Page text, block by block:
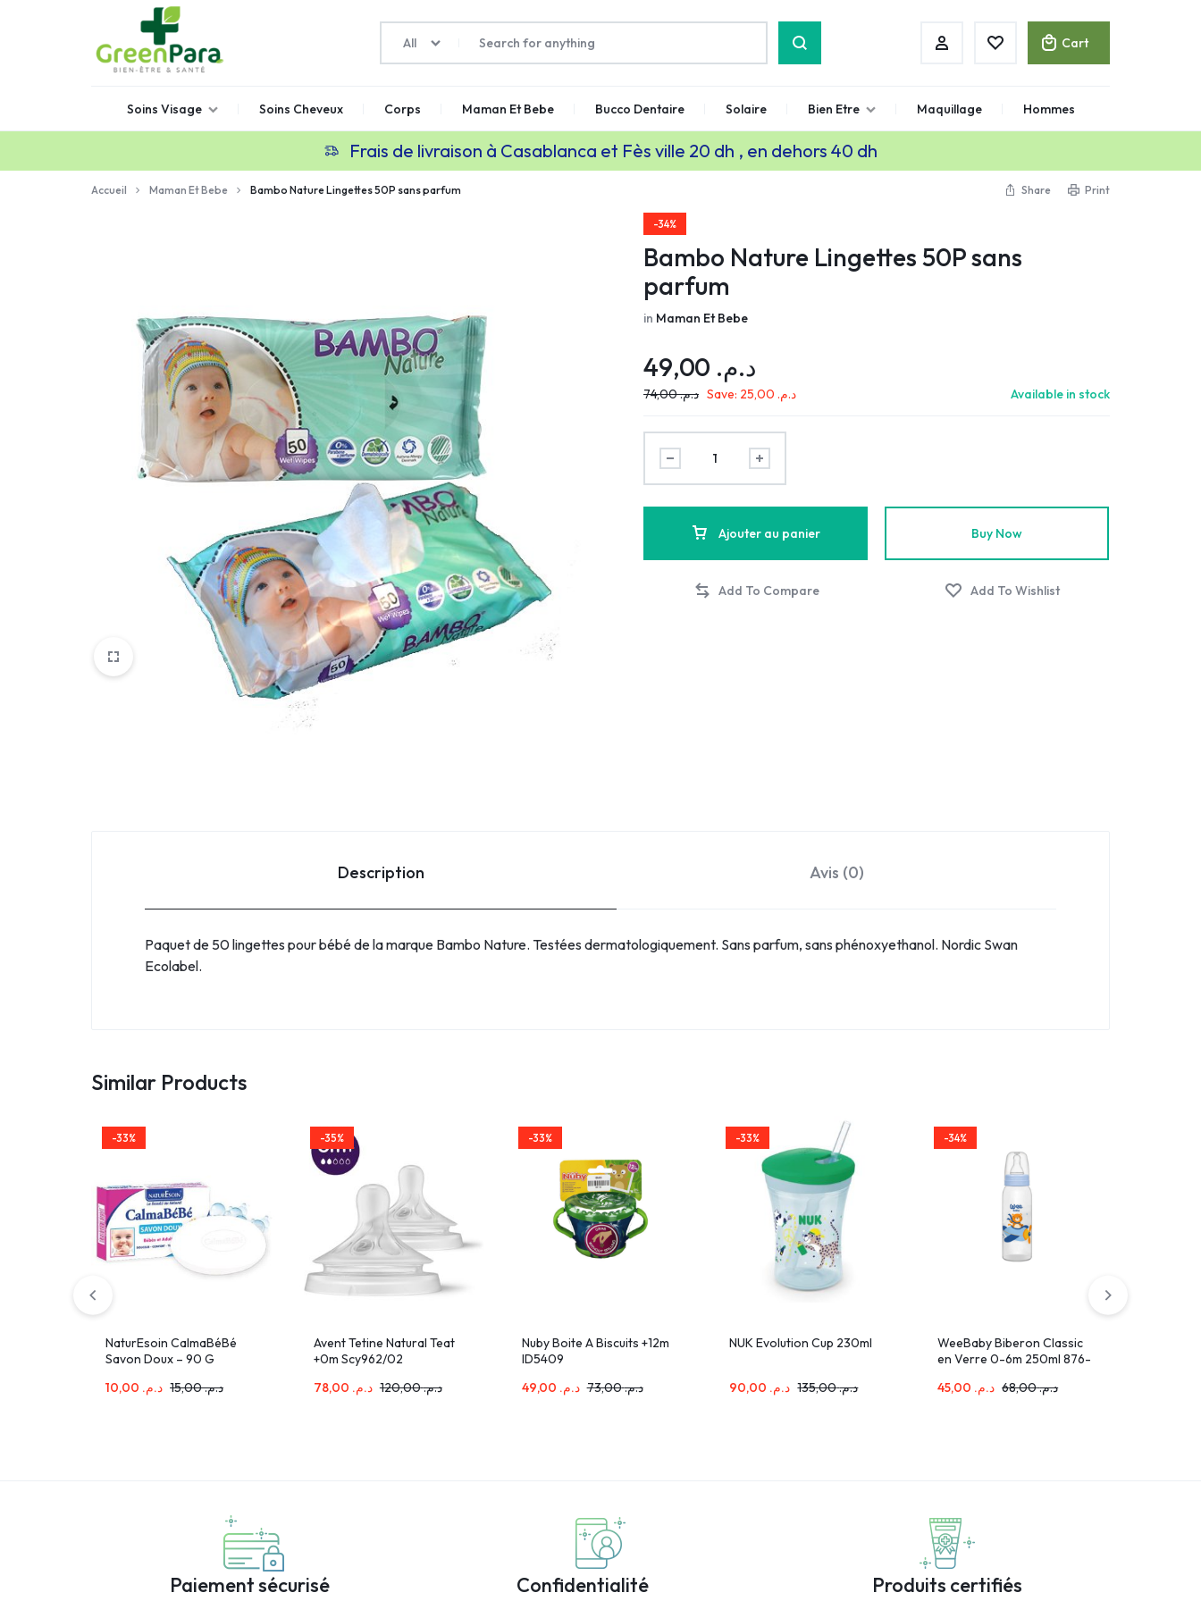
GREENPARA
Parapharmacie
Maroc
All Cart
Soins Visage Soins Cheveux Corps Maman Et Bebe Bucco Dentaire Solaire Bien Etre Maquillage Hommes
Frais de livraison à Casablanca et Fès ville 20 dh , en dehors 40 dh
Accueil Maman Et Bebe Bambo Nature Lingettes 50P sans parfum Share Print
-34%
Bambo Nature Lingettes 50P sans
parfum
in Maman Et Bebe
د.م.
د.م.74,00 Save: د.م.25,00 Available in stock
Ajouter au panier Buy Now
Description Avis (0)
Paquet de 50 lingettes pour bébé de la marque Bambo Nature. Testées dermatologiquement. Sans parfum, sans phénoxyethanol. Nordic Swan
Ecolabel.
Similar Products
-33%
NaturEsoin CalmaBéBé
Savon Doux – 90 G
د.م.
د.م.15,00
-35%
Avent Tetine Natural Teat
+0m Scy962/02
د.م.
د.م.120,00
-33%
Nuby Boite A Biscuits +12m
ID5409
د.م.
د.م.73,00
-33%
NUK Evolution Cup 230ml
د.م. د.م.135,00
-34%
WeeBaby Biberon Classic
en Verre 0-6m 250ml 876-
د.م. د.م.68,00
Paiement sécurisé Confidentialité Produits certifiés